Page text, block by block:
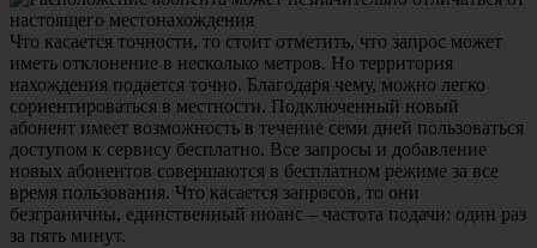
Что касается точности, то стоит отметить, что запрос может
иметь отклонение в несколько метров. Но территория
нахождения подается точно. Благодаря чему, можно легко
сориентироваться в местности. Подключенный новый
абонент имеет возможность в течение семи дней пользоваться
доступом к сервису бесплатно. Все запросы и добавление
новых абонентов совершаются в бесплатном режиме за все
время пользования. Что касается запросов, то они
безграничны, единственный нюанс – частота подачи: один раз
за пять минут.